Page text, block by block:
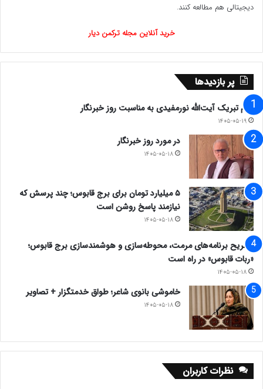
آخوند علیزاده امام جمعه گلیداغ ضمن قدردانی از
زحمات فرماندار سابق، با بیان مشکلات و محرومیت‌های
این شهرستان خواستار تلاش جدی فرماندار جدید برای
ایجاد اشتغال ورفع محرومیت شهرستان شدند.
🔻در پایان این مراسم با قدردانی از زحمات مهندس
باشقره فرماندار سابق شهرستان مراوه تپه ، مهندس
حضرتقلی حاجیلی دوجی بعنوان فرماندار جدید این
شهرستان معرفی گردید.
✍️روابط عمومی فرمانداری شهرستان مراوه تپه
*تیتر از اولکامیز است
www.ulkamiz.ir
دیجیتالی هم مطالعه کنند.
خرید آنلاین مجله ترکمن دیار
پر بازدیدها
پیام تبریک آیت‌الله نورمفیدی به مناسبت روز خبرنگار
۱۴۰۵-۰۵-۱۹
در مورد روز خبرنگار
۱۴۰۵-۰۵-۱۸
۵ میلیارد تومان برای برج قابوس؛ چند پرسش که
نیازمند پاسخ روشن است
۱۴۰۵-۰۵-۱۸
تشریح برنامه‌های مرمت، محوطه‌سازی و هوشمندسازی برج قابوس؛
«ربات قابوس» در راه است
۱۴۰۵-۰۵-۱۸
خاموشی بانوی شاعر؛ طواق خدمتگزار + تصاویر
۱۴۰۵-۰۵-۱۸
نظرات کاربران